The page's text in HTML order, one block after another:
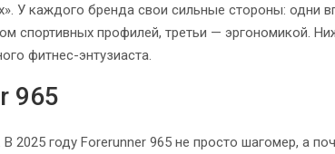
У каждого бренда свои сильные стороны: одни
спортивных профилей, третьи — эргономикой.
фитнес-энтузиаста.
965
2025 году Forerunner 965 не просто шагомер, а